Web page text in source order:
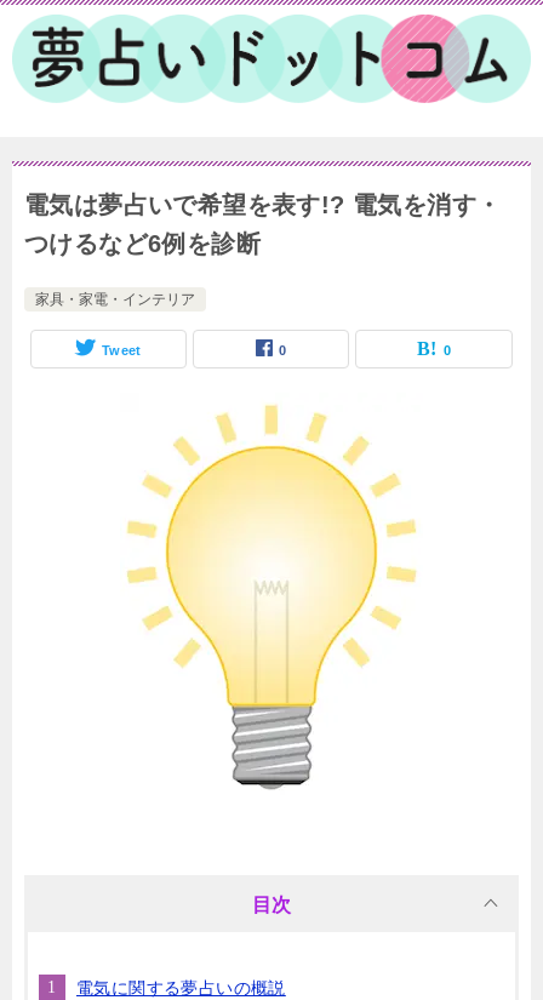
電気は夢占いで希望を表す!? 電気を消す・
つけるなど6例を診断
家具・家電・インテリア
Tweet 0 0
目次
電気に関する夢占いの概説